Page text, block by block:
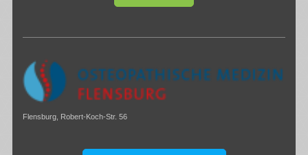
Flensburg, Robert-Koch-Str. 56